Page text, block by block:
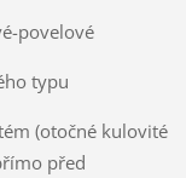
povelové
typu
(otočné kulovité
před